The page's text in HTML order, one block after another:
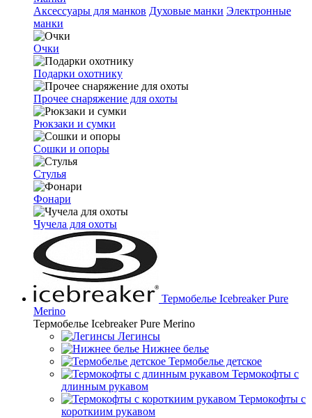
Аксессуары для манков Духовые манки Электронные
манки
Очки
Подарки охотнику
Прочее снаряжение для охоты
Рюкзаки и сумки
Сошки и опоры
Стулья
Фонари
Чучела для охоты
Термобелье Icebreaker Pure
Merino
Термобелье Icebreaker Pure Merino
Легинсы
Нижнее белье
Термобелье детское
Термокофты с
длинным рукавом
Термокофты с
короткиим рукавом